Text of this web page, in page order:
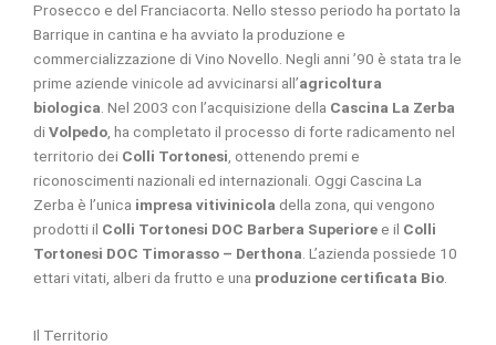
Prosecco e del Franciacorta. Nello stesso periodo ha portato la
Barrique in cantina e ha avviato la produzione e
commercializzazione di Vino Novello. Negli anni ’90 è stata tra le
prime aziende vinicole ad avvicinarsi all’agricoltura
biologica . Nel 2003 con l’acquisizione della Cascina La Zerba
diVolpedo , ha completato il processo di forte radicamento nel
territorio dei Colli Tortonesi , ottenendo premi e
riconoscimenti nazionali ed internazionali. Oggi Cascina La
Zerba è l’unica impresa vitivinicola della zona, qui vengono
prodotti il Colli Tortonesi DOC Barbera Superioree il Colli
Tortonesi DOC Timorasso – Derthona . L’azienda possiede 10
ettari vitati, alberi da frutto e una produzione certificata Bio
Il Territorio